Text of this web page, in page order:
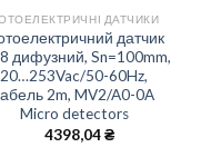
ДАТЧИКИ
датчик
дифузний, Sn=100mm,
20…253Vac/50-60Hz,
2m, MV2/A0-0A
Micro detectors
4398,04₴